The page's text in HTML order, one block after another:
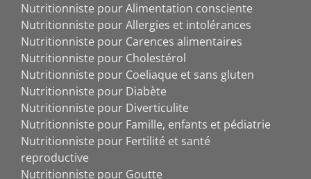
Nutritionniste pour Alimentation consciente
Nutritionniste pour Allergies et intolérances
Nutritionniste pour Carences alimentaires
Nutritionniste pour Cholestérol
Nutritionniste pour Coeliaque et sans gluten
Nutritionniste pour Diabète
Nutritionniste pour Diverticulite
Nutritionniste pour Famille, enfants et pédiatrie
Nutritionniste pour Fertilité et santé
reproductive
Nutritionniste pour Goutte